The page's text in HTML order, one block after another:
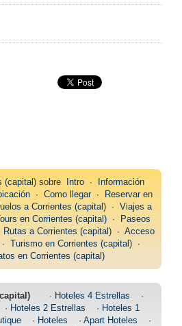
(capital)sobre Intro∙
Información
∙ Como llegar∙
Reservar en
a Corrientes (capital) ∙ Viajes a
en Corrientes (capital) ∙
Paseos
Rutas a Corrientes (capital) ∙ Acceso
∙ Turismo en Corrientes (capital) ∙
en Corrientes (capital)
· Hoteles 4 Estrellas ·
Hoteles 2 Estrellas · Hoteles 1
· Hoteles · Apart Hoteles ·